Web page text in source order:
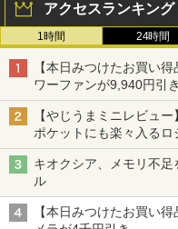
応
LED
液晶
￥
アクセスランキング
1時間 24時間
【本日みつけたお買い
ワーファンが9,940円引き
【やじうまミニレビュー】
ポケットにも楽々入る
Fold」。その気になる
キオクシア、メモリ不
ル
【本日みつけたお買い